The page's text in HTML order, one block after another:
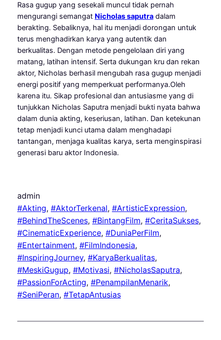
Rasa gugup yang sesekali muncul tidak pernah
mengurangi semangat Nicholas saputradalam
berakting. Sebaliknya, hal itu menjadi dorongan untuk
terus menghadirkan karya yang autentik dan
berkualitas. Dengan metode pengelolaan diri yang
matang, latihan intensif. Serta dukungan kru dan rekan
aktor, Nicholas berhasil mengubah rasa gugup menjadi
energi positif yang memperkuat performanya.Oleh
karena itu. Sikap profesional dan antusiasme yang di
tunjukkan Nicholas Saputra menjadi bukti nyata bahwa
dalam dunia akting, keseriusan, latihan. Dan ketekunan
tetap menjadi kunci utama dalam menghadapi
tantangan, menjaga kualitas karya, serta menginspirasi
generasi baru aktor Indonesia.
admin
#Akting, #AktorTerkenal, #ArtisticExpression ,
#BehindTheScenes, #BintangFilm, #CeritaSukses ,
#CinematicExperience, #DuniaPerFilm ,
#Entertainment, #FilmIndonesia ,
#InspiringJourney, #KaryaBerkualitas ,
#MeskiGugup, #Motivasi, #NicholasSaputra ,
#PassionForActing, #PenampilanMenarik ,
#SeniPeran, #TetapAntusias